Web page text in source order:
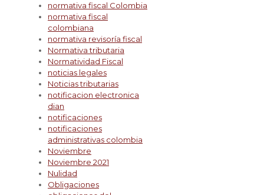
normativa fiscal Colombia
normativa fiscal
colombiana
normativa revisoría fiscal
Normativa tributaria
Normatividad Fiscal
noticias legales
Noticias tributarias
notificacion electronica
dian
notificaciones
notificaciones
administrativas colombia
Noviembre
Noviembre 2021
Nulidad
Obligaciones